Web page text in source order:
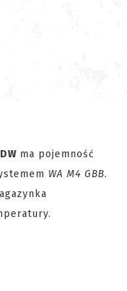
ma pojemność
WA M4 GBB.